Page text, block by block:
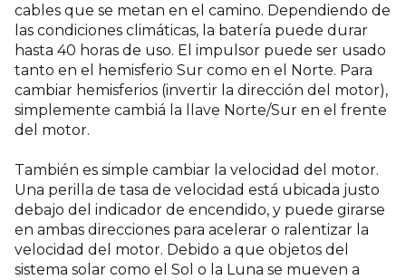
cables que se metan en el camino. Dependiendo de
las condiciones climáticas, la batería puede durar
hasta 40 horas de uso. El impulsor puede ser usado
tanto en el hemisferio Sur como en el Norte. Para
cambiar hemisferios (invertir la dirección del motor),
simplemente cambiá la llave Norte/Sur en el frente
del motor.
También es simple cambiar la velocidad del motor.
Una perilla de tasa de velocidad está ubicada justo
debajo del indicador de encendido, y puede girarse
en ambas direcciones para acelerar o ralentizar la
velocidad del motor. Debido a que objetos del
sistema solar como el Sol o la Luna se mueven a